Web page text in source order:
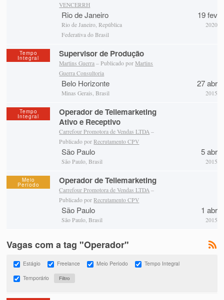
VENCERRH
Rio de Janeiro
Rio de Janeiro, República
Federativa do Brasil
19 fev
2020
Tempo
Integral Supervisor de Produção
Martins Guerra – Publicado porMartins
Guerra Consultoria
Belo Horizonte
Minas Gerais, Brasil
27 abr
2015
Tempo
Integral
Operador de Tellemarketing
Ativo e Receptivo
Carrefour Promotora de Vendas LTDA –
Publicado porRecrutamento CPV
São Paulo
São Paulo, Brasil
5 abr
2015
Meio
Período Operador de Tellemarketing
Carrefour Promotora de Vendas LTDA –
Publicado porRecrutamento CPV
São Paulo
São Paulo, Brasil
1 abr
2015
Vagas com a tag "Operador"
Estágio Freelance Meio Período
Tempo Integral
Temporário